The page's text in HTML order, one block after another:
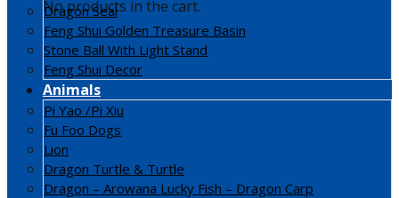
No products in the cart.
Dragon Seal
Feng Shui Golden Treasure Basin
Stone Ball With Light Stand
Feng Shui Decor
Animals
Pi Yao /Pi Xiu
Fu Foo Dogs
Lion
Dragon Turtle & Turtle
Dragon – Arowana Lucky Fish – Dragon Carp